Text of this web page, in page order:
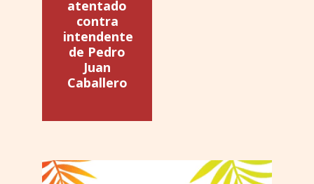
atentado
contra
intendente
de Pedro
Juan
Caballero